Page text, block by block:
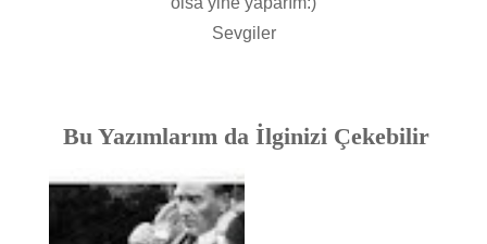
Sevgiler
Bu Yazımlarım da İlginizi Çekebilir